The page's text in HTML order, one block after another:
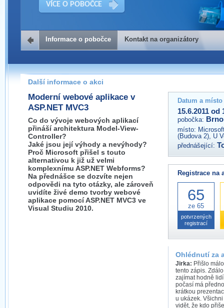
VÍCE O POBOČCE
Kontakt na organizátory
Pokud máte jakýkoliv dotaz na organizátory této akce,
prosím neváhejte nás kontaktovat na e-mailu:
brno@wug.cz
Informace o pobočce Kontakt na organizátory
Další informace o akci
Moderní webové aplikace v
ASP.NET MVC3
Co do vývoje webových aplikací
přináší architektura Model-View-
Controller?
Jaké jsou její výhody a nevýhody?
Proč Microsoft přišel s touto
alternativou k již už velmi
komplexnímu ASP.NET Webforms?
Na přednášce se dozvíte nejen
odpovědi na tyto otázky, ale zároveň
uvidíte živé demo tvorby webové
aplikace pomocí ASP.NET MVC3 ve
Visual Studiu 2010.
Datum a
15.6.2011 od
pobočka: Brno
místo:
(Budova 2), U
přednášející:
Registrace na
65
ze 65
potvrzených
registrací
Ohlédnutí za
Jirka: Přišlo
tento zápis.
zajímat hodně
počasí má
krátkou
u ukázek.
vidět, že kdo